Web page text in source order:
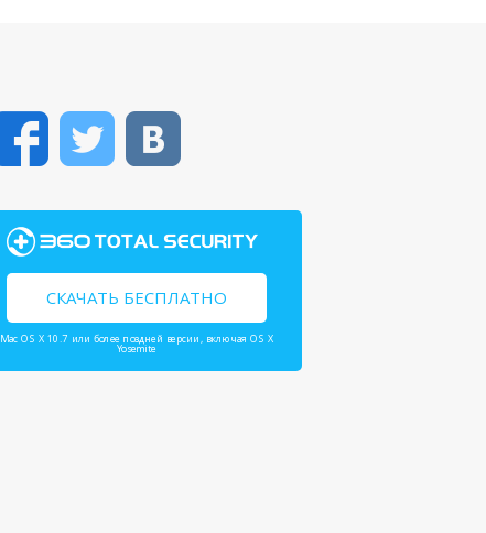
FacebookTwitter
СКАЧАТЬ БЕСПЛАТНО
Mac OS X 10.7 или более поздней версии, включая OS X
Yosemite